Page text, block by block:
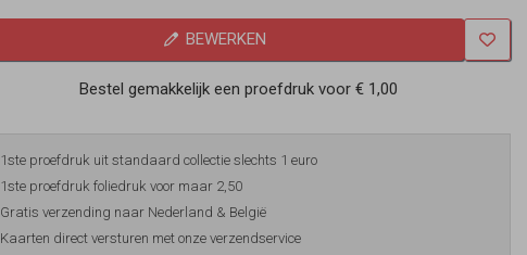
BEWERKEN
Bestel gemakkelijk een proefdruk voor€ 1,00
1ste proefdruk uit standaard collectie slechts 1 euro
1ste proefdruk foliedruk voor maar 2,50
Gratis verzending naar Nederland & België
Kaarten direct versturen met onze verzendservice